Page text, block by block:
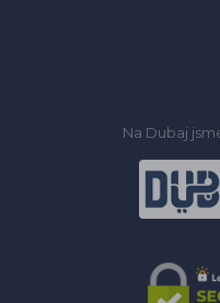
Na Dubaj